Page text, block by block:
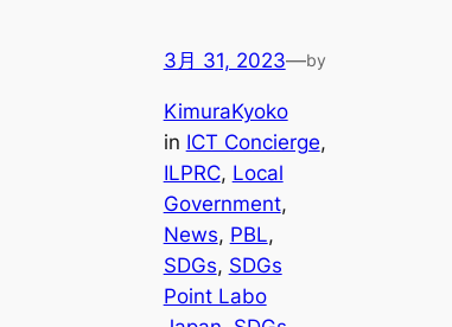
3月 31, 2023—by
KimuraKyoko
in ICT Concierge
ILPRC, Local
Government
News, PBL
SDGs, SDGs
Point Labo